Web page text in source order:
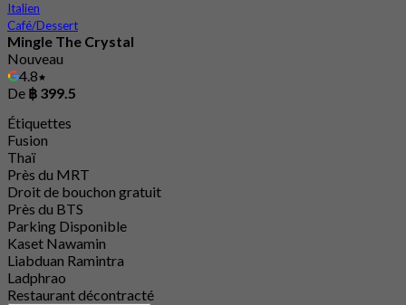
Italien
Café/Dessert
Mingle The Crystal
Nouveau
4.8
De ฿ 399.5
Étiquettes
Fusion
Thaï
Près du MRT
Droit de bouchon gratuit
Près du BTS
Parking Disponible
Kaset Nawamin
Liabduan Ramintra
Ladphrao
Restaurant décontracté